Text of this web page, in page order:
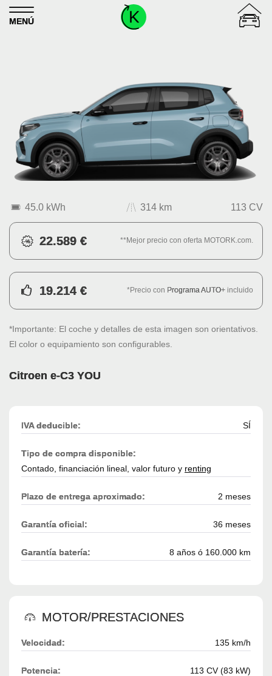
Skip to content
MENÚ
45.0 kWh 314 km 113 CV
22.589 € **Mejor precio con oferta MOTORK.com.
19.214 € *Precio con Programa AUTO+ incluido
*Importante: El coche y detalles de esta imagen son orientativos.
El color o equipamiento son configurables.
Citroen e-C3 YOU
IVA deducible: SÍ
Tipo de compra disponible:
Contado, financiación lineal, valor futuro y renting
Plazo de entrega aproximado: 2 meses
Garantía oficial: 36 meses
Garantía batería: 8 años ó 160.000 km
MOTOR/PRESTACIONES
Velocidad: 135 km/h
Potencia: 113 CV (83 kW)